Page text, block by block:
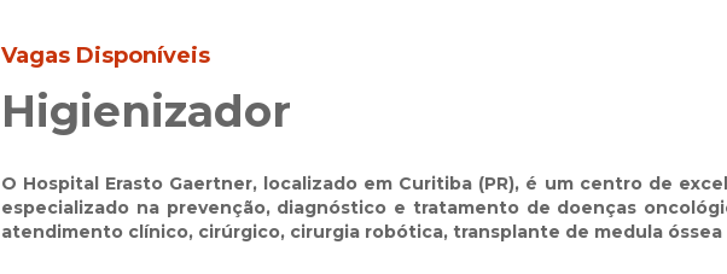
Vagas Disponíveis
Higienizador
O Hospital Erasto Gaertner, localizado em Curitiba (PR), é um centro de
especializado na prevenção, diagnóstico e tratamento de doenças
atendimento clínico, cirúrgico, cirurgia robótica, transplante de medula óssea